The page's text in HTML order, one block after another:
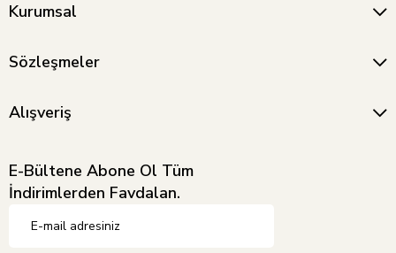
Kurumsal
Sözleşmeler
Alışveriş
E-Bültene Abone Ol Tüm
İndirimlerden Favdalan.